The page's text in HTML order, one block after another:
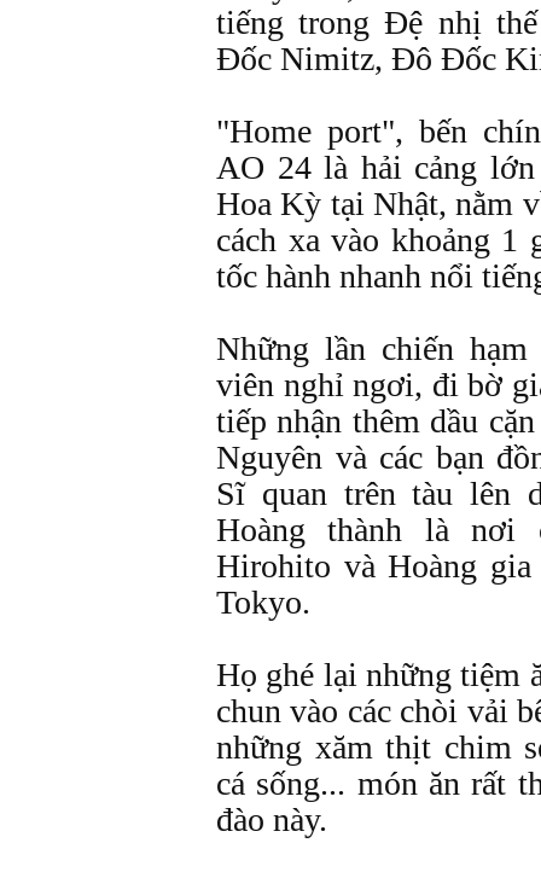
tiếng trong Ðệ nhị
Ðốc Nimitz, Ðô Ðốc
"Home port", bến
AO 24 là hải cảng
Hoa Kỳ tại Nhật, nằm
cách xa vào khoảng
tốc hành nhanh nổi
Những lần chiến
viên nghỉ ngơi, đi bờ
tiếp nhận thêm dầu
Nguyên và các bạn
Sĩ quan trên tàu lên
Hoàng thành là nơi
Hirohito và Hoàng
Tokyo.
Họ ghé lại những tiệm
chun vào các chòi vải
những xăm thịt chim
cá sống... món ăn rất
đào này.